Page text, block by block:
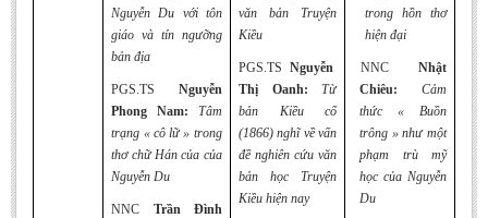
Nguyễn Du với tôn
giáo và tín ngưỡng
bản địa
PGS.TS Nguyễn
Phong Nam: Tâm
trạng « cô lữ » trong
thơ chữ Hán của của
Nguyễn Du
NNC Trần Đình
văn bản Truyện
Kiều
PGS.TS Nguyễn
Thị Oanh: Từ
bản Kiều cổ
(1866) nghĩ về vấn
đề nghiên cứu văn
bản học Truyện
Kiều hiện nay
trong hồn thơ
hiện đại
NNCNhật
Chiêu: Cảm
thức « Buồn
trông » như một
phạm trù mỹ
học của Nguyễn
Du